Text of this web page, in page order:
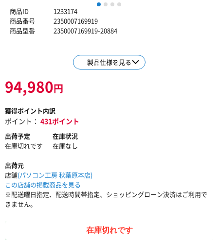
1 2 3
商品ID
1233174
商品番号
2350007169919
商品型番
2350007169919-20884
製品仕様を見る
94,980円
獲得ポイント内訳
ポイント： 431ポイント
出荷予定
在庫切れです
在庫状況
在庫なし
出荷元
店舗(パソコン工房 秋葉原本店)
この店舗の掲載商品を見る
※配送曜日指定、配送時間帯指定、ショッピングローン決済はご利用で
きません。
在庫切れです